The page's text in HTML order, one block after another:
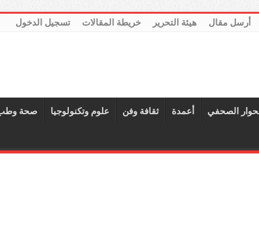
أرسل مقال هيئة التحرير خريطة المقالات تسجيل الدخول
الصحفي أعمدة ثقافة وفن علوم وتكنولوجيا صحة